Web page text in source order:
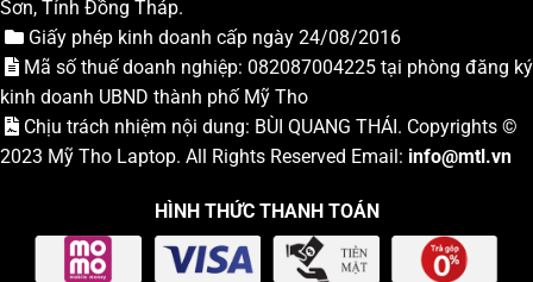
Sơn, Tỉnh Đồng Tháp.
Giấy phép kinh doanh cấp ngày 24/08/2016
Mã số thuế doanh nghiệp: 082087004225 tại phòng đăng ký
kinh doanh UBND thành phố Mỹ Tho
Chịu trách nhiệm nội dung: BÙI QUANG THÁI. Copyrights ©
2023 Mỹ Tho Laptop. All Rights Reserved Email: info@mtl.vn
HÌNH THỨC THANH TOÁN